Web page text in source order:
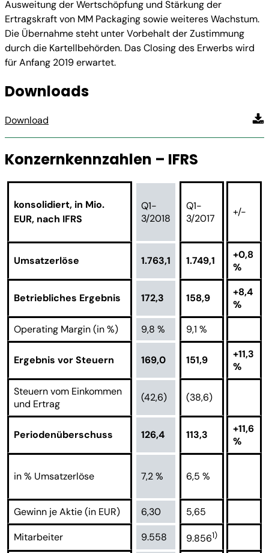
Ausweitung der Wertschöpfung und Stärkung der
Ertragskraft von MM Packaging sowie weiteres Wachstum.
Die Übernahme steht unter Vorbehalt der Zustimmung
durch die Kartellbehörden. Das Closing des Erwerbs wird
für Anfang 2019 erwartet.
Downloads
Download
Konzernkennzahlen – IFRS
konsolidiert, in Mio.
EUR, nach IFRS
Q1-
3/2018
Q1-
3/2017
+/-
Umsatzerlöse 1.763,1 1.749,1
+0,8
%
Betriebliches Ergebnis 172,3 158,9
+8,4
%
Operating Margin (in %)
9,8 % 9,1 %
Ergebnis vor Steuern 169,0 151,9
+11,3
%
Steuern vom Einkommen
und Ertrag
(42,6) (38,6)
Periodenüberschuss 126,4 113,3
+11,6
%
in % Umsatzerlöse 7,2 % 6,5 %
Gewinn je Aktie (in EUR) 6,30
5,65
Mitarbeiter
9.558 9.8561)